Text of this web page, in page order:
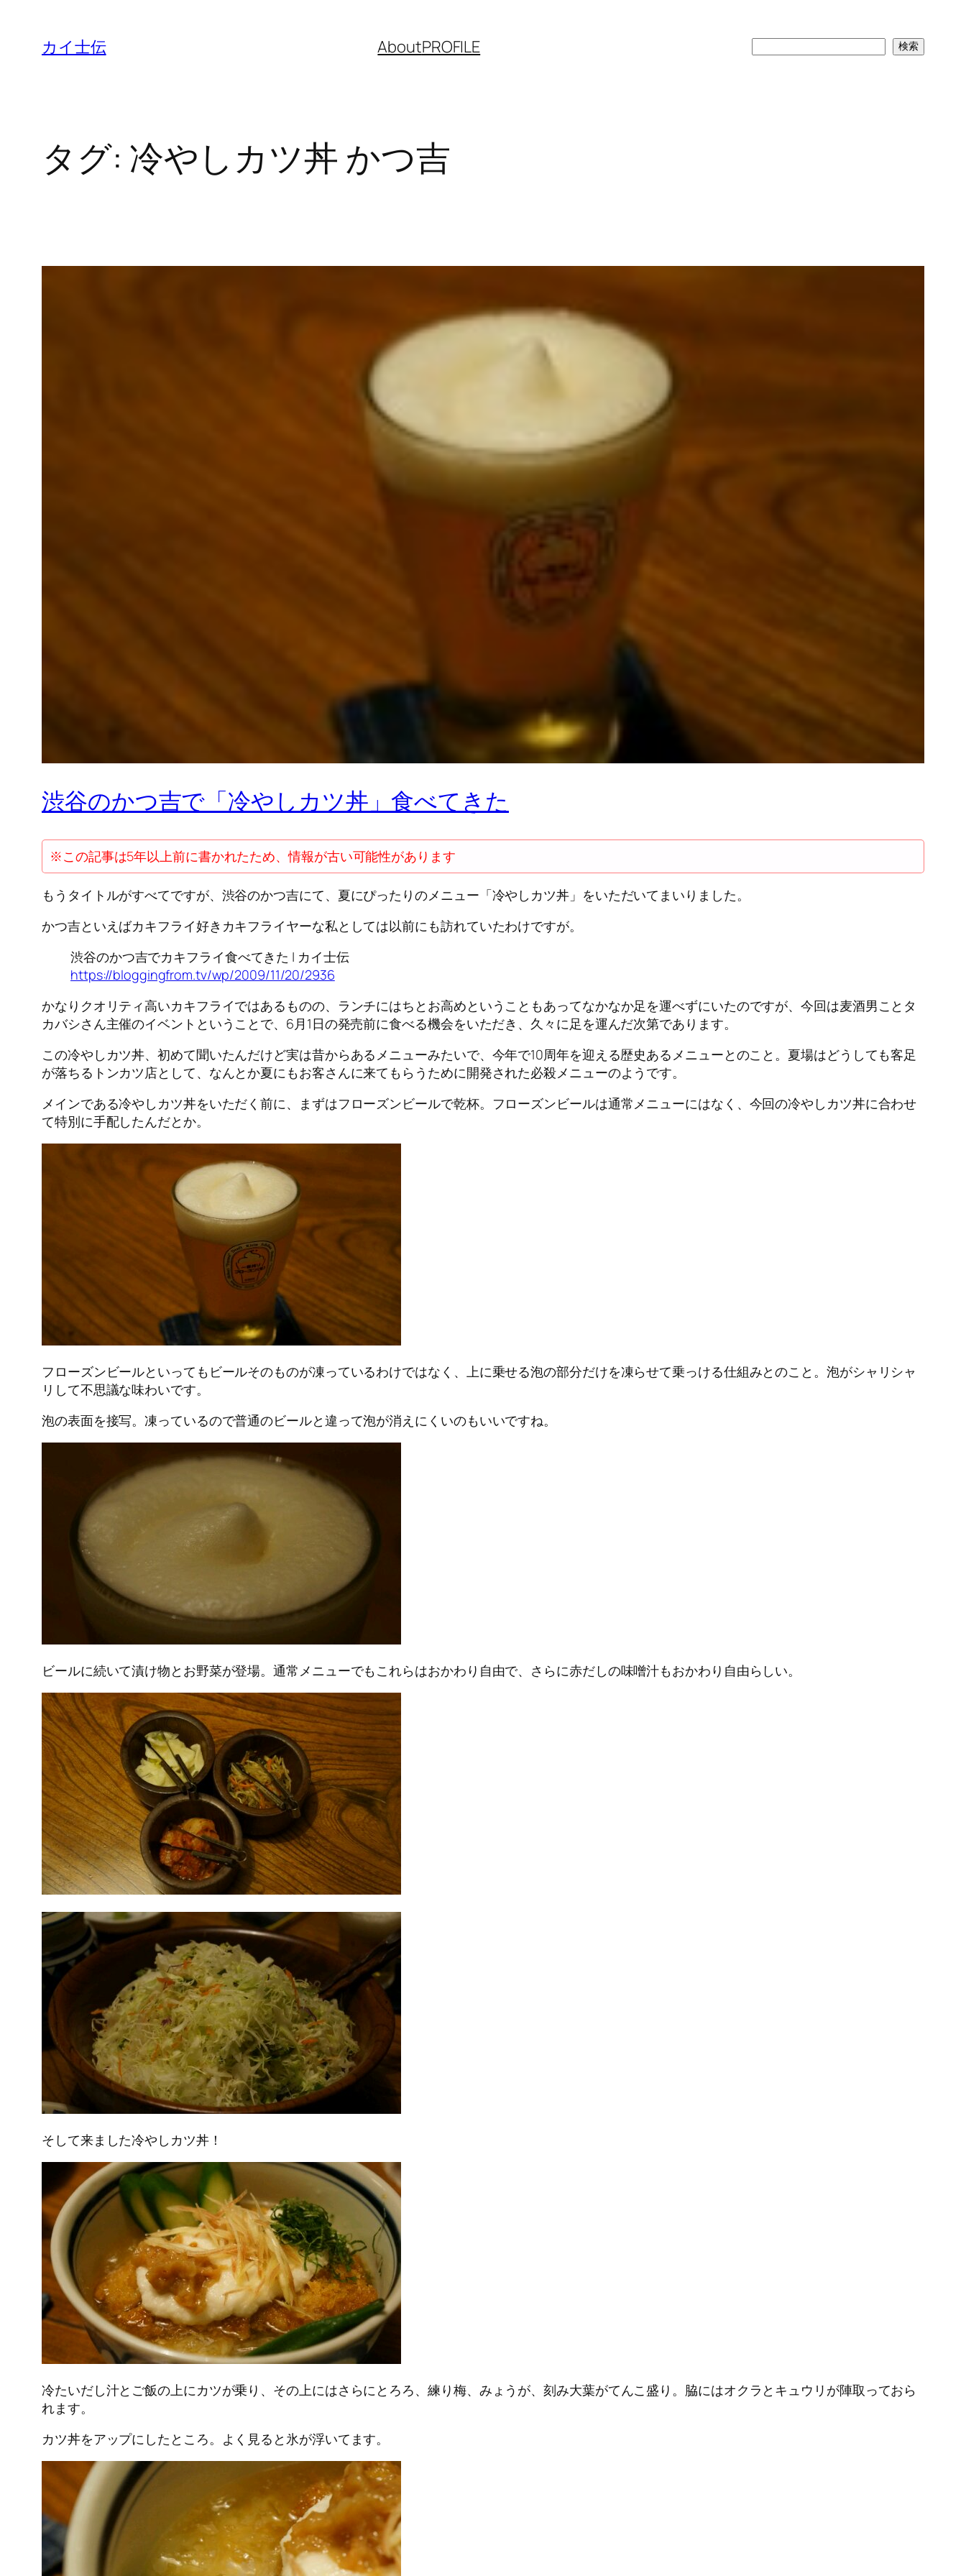
カイ士伝 AboutPROFILE 検索
タグ: 冷やしカツ丼 かつ吉
渋谷のかつ吉で「冷やしカツ丼」食べてきた
※この記事は5年以上前に書かれたため、情報が古い可能性があります
もうタイトルがすべてですが、渋谷のかつ吉にて、夏にぴったりのメニュー「冷やしカツ丼」をいただいてまいりました。
かつ吉といえばカキフライ好きカキフライヤーな私としては以前にも訪れていたわけですが。
渋谷のかつ吉でカキフライ食べてきた | カイ士伝
https://bloggingfrom.tv/wp/2009/11/20/2936
かなりクオリティ高いカキフライではあるものの、ランチにはちとお高めということもあってなかなか足を運べずにいたのですが、今回は麦酒男ことタ
カバシさん主催のイベントということで、6月1日の発売前に食べる機会をいただき、久々に足を運んだ次第であります。
この冷やしカツ丼、初めて聞いたんだけど実は昔からあるメニューみたいで、今年で10周年を迎える歴史あるメニューとのこと。夏場はどうしても客足
が落ちるトンカツ店として、なんとか夏にもお客さんに来てもらうために開発された必殺メニューのようです。
メインである冷やしカツ丼をいただく前に、まずはフローズンビールで乾杯。フローズンビールは通常メニューにはなく、今回の冷やしカツ丼に合わせ
て特別に手配したんだとか。
フローズンビールといってもビールそのものが凍っているわけではなく、上に乗せる泡の部分だけを凍らせて乗っける仕組みとのこと。泡がシャリシャ
リして不思議な味わいです。
泡の表面を接写。凍っているので普通のビールと違って泡が消えにくいのもいいですね。
ビールに続いて漬け物とお野菜が登場。通常メニューでもこれらはおかわり自由で、さらに赤だしの味噌汁もおかわり自由らしい。
そして来ました冷やしカツ丼！
冷たいだし汁とご飯の上にカツが乗り、その上にはさらにとろろ、練り梅、みょうが、刻み大葉がてんこ盛り。脇にはオクラとキュウリが陣取っておら
れます。
カツ丼をアップにしたところ。よく見ると氷が浮いてます。